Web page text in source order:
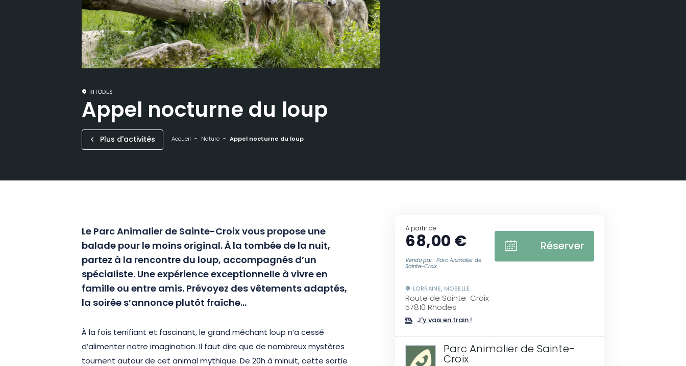
RHODES
Appel nocturne du loup
Plus d'activités Accueil Nature Appel nocturne du loup
Le Parc Animalier de Sainte-Croix vous propose une
balade pourle moins original.À la tombée de la nuit,
partez à la rencontre du loup,accompagnésd’un
spécialiste.Une expérience exceptionnelle à vivre en
famille ou entre amis.Prévoyez des vêtements adaptés,
la soirée s’annonce plutôt fraîche…
À la fois terrifiant et fascinant, le grand méchant loup n’a cessé
d’alimenter notre imagination. Il faut dire que de nombreux mystères
tournent autour de cet animal mythique. De 20h à minuit, cette sortie
À partir de
68,00 €
Vendu par : Parc Animalier de
Sainte-Croix
Réserver
LORRAINE, MOSELLE
Route de Sainte-Croix
57810 Rhodes
J'y vais en train !
Parc Animalier de Sainte-
Croix